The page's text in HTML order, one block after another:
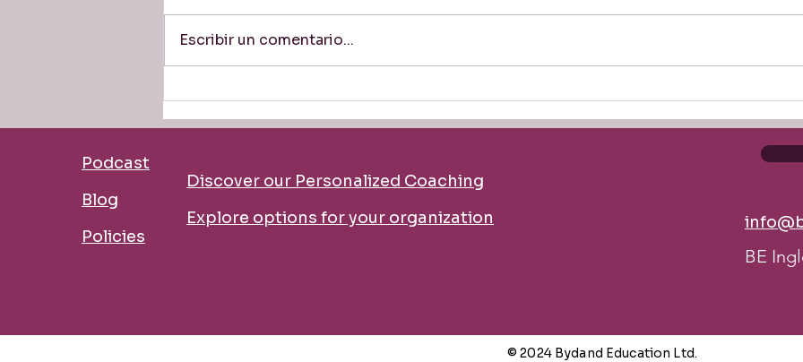
English, Decoded.
Escribir un comentario...
Podcast
Blog
Policies
Discover our Personalized Coaching
​Explore options for your organization
BE
© 2024 Bydand Education Ltd.